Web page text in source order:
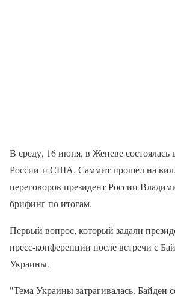
В среду, 16 июня, в Женеве состоялась
России и США. Саммит прошел на
переговоров президент России
брифинг по итогам.
Первый вопрос, который задали
пресс-конференции после встречи с
Украины.
"Тема Украины затрагивалась. Байден